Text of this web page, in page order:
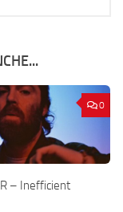
0
– Inefficient